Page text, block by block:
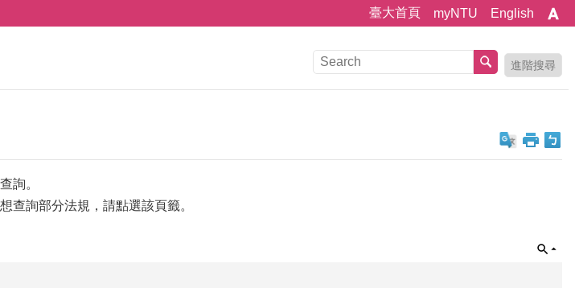
臺大首頁 myNTU English
進階搜尋
查詢。
查詢部分法規，請點選該頁籤。